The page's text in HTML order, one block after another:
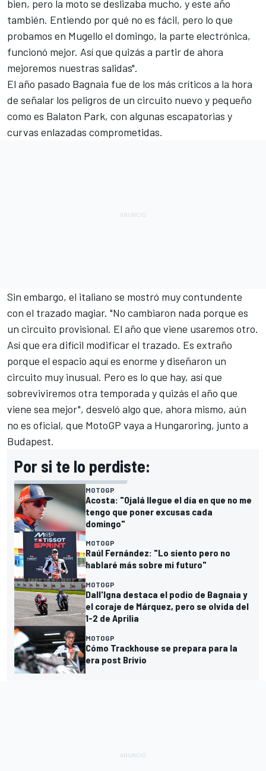
bien, pero la moto se deslizaba mucho, y este año
también. Entiendo por qué no es fácil, pero lo que
probamos en Mugello el domingo, la parte electrónica,
funcionó mejor. Así que quizás a partir de ahora
mejoremos nuestras salidas".
El año pasado Bagnaia fue de los más críticos a la hora
de señalar los peligros de un circuito nuevo y pequeño
como es Balaton Park, con algunas escapatorias y
curvas enlazadas comprometidas.
Sin embargo, el italiano se mostró muy contundente
con el trazado magiar. "No cambiaron nada porque es
un circuito provisional. El año que viene usaremos otro.
Así que era difícil modificar el trazado. Es extraño
porque el espacio aquí es enorme y diseñaron un
circuito muy inusual. Pero es lo que hay, así que
sobreviviremos otra temporada y quizás el año que
viene sea mejor", desveló algo que, ahora mismo, aún
no es oficial, que MotoGP vaya a Hungaroring, junto a
Budapest.
Por si te lo perdiste:
MOTOGP
Acosta: "Ojalá llegue el día en que no me
tengo que poner excusas cada
domingo"
MOTOGP
Raúl Fernández: "Lo siento pero no
hablaré más sobre mi futuro"
MOTOGP
Dall'Igna destaca el podio de Bagnaia y
el coraje de Márquez, pero se olvida del
1-2 de Aprilia
MOTOGP
Cómo Trackhouse se prepara para la
era post Brivio